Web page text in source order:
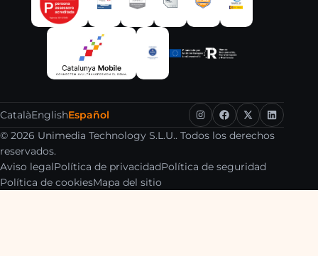
CatalàEnglishEspañol
© 2026 Unimedia Technology S.L.U.. Todos los derechos
reservados.
Aviso legalPolítica de privacidadPolítica de seguridad
Política de cookiesMapa del sitio